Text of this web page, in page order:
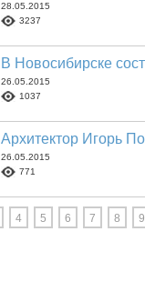
28.05.2015
3237
В Новосибирске
26.05.2015
1037
Архитектор Игорь
26.05.2015
771
4 5 6 7 8 9